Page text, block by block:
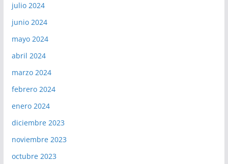
julio 2024
junio 2024
mayo 2024
abril 2024
marzo 2024
febrero 2024
enero 2024
diciembre 2023
noviembre 2023
octubre 2023